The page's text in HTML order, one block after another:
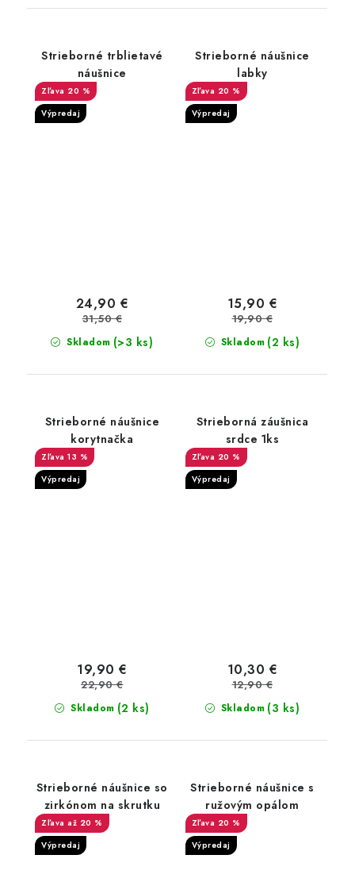
Strieborné trblietavé
náušnice
20 %
Výpredaj
Skladom (>3 ks)
24,90 €
31,50 €
Strieborné náušnice
labky
20 %
Výpredaj
Skladom (2 ks)
15,90 €
19,90 €
Strieborné náušnice
korytnačka
13 %
Výpredaj
Skladom (2 ks)
19,90 €
22,90 €
Strieborná záušnica
srdce 1ks
20 %
Výpredaj
Skladom (3 ks)
10,30 €
12,90 €
Strieborné náušnice so
zirkónom na skrutku
až 20 %
Výpredaj
Strieborné náušnice s
ružovým opálom
20 %
Výpredaj